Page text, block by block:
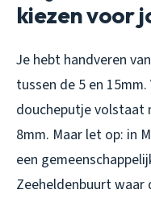
kiezen voor
Je hebt handveren
tussen de 5 en
doucheputje volstaat
8mm. Maar let op: in
een
Zeeheldenbuurt